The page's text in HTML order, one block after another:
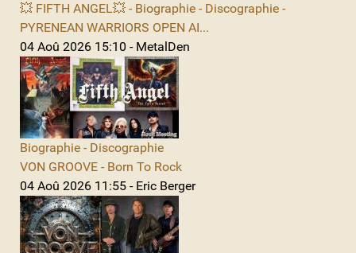
💥 FIFTH ANGEL💥 - Biographie - Discographie -
PYRENEAN WARRIORS OPEN AI...
04 Aoû 2026 15:10 - MetalDen
Biographie - Discographie
VON GROOVE - Born To Rock
04 Aoû 2026 11:55 - Eric Berger